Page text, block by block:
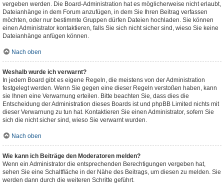
vergeben werden. Die Board-Administration hat es möglicherweise nicht erlaubt,
Dateianhänge in dem Forum anzufügen, in dem Sie Ihren Beitrag verfassen
möchten, oder nur bestimmte Gruppen dürfen Dateien hochladen. Sie können
einen Administrator kontaktieren, falls Sie sich nicht sicher sind, wieso Sie keine
Dateianhänge anfügen können.
Nach oben
Weshalb wurde ich verwarnt?
In jedem Board gibt es eigene Regeln, die meistens von der Administration
festgelegt werden. Wenn Sie gegen eine dieser Regeln verstoßen haben, kann
sie Ihnen eine Verwarnung erteilen. Bitte beachten Sie, dass dies die
Entscheidung der Administration dieses Boards ist und phpBB Limited nichts mit
dieser Verwarnung zu tun hat. Kontaktieren Sie einen Administrator, sofern Sie
sich die nicht sicher sind, wieso Sie verwarnt wurden.
Nach oben
Wie kann ich Beiträge den Moderatoren melden?
Wenn ein Administrator die entsprechenden Berechtigungen vergeben hat,
sehen Sie eine Schaltfläche in der Nähe des Beitrags, um diesen zu melden. Sie
werden dann durch die weiteren Schritte geführt.